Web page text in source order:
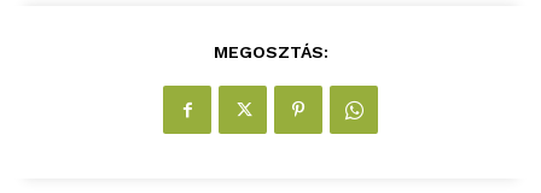
Adatkezelési tájékoztató
MEGOSZTÁS: